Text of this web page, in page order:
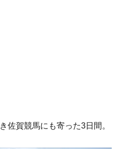
佐賀競馬にも寄った3日間。